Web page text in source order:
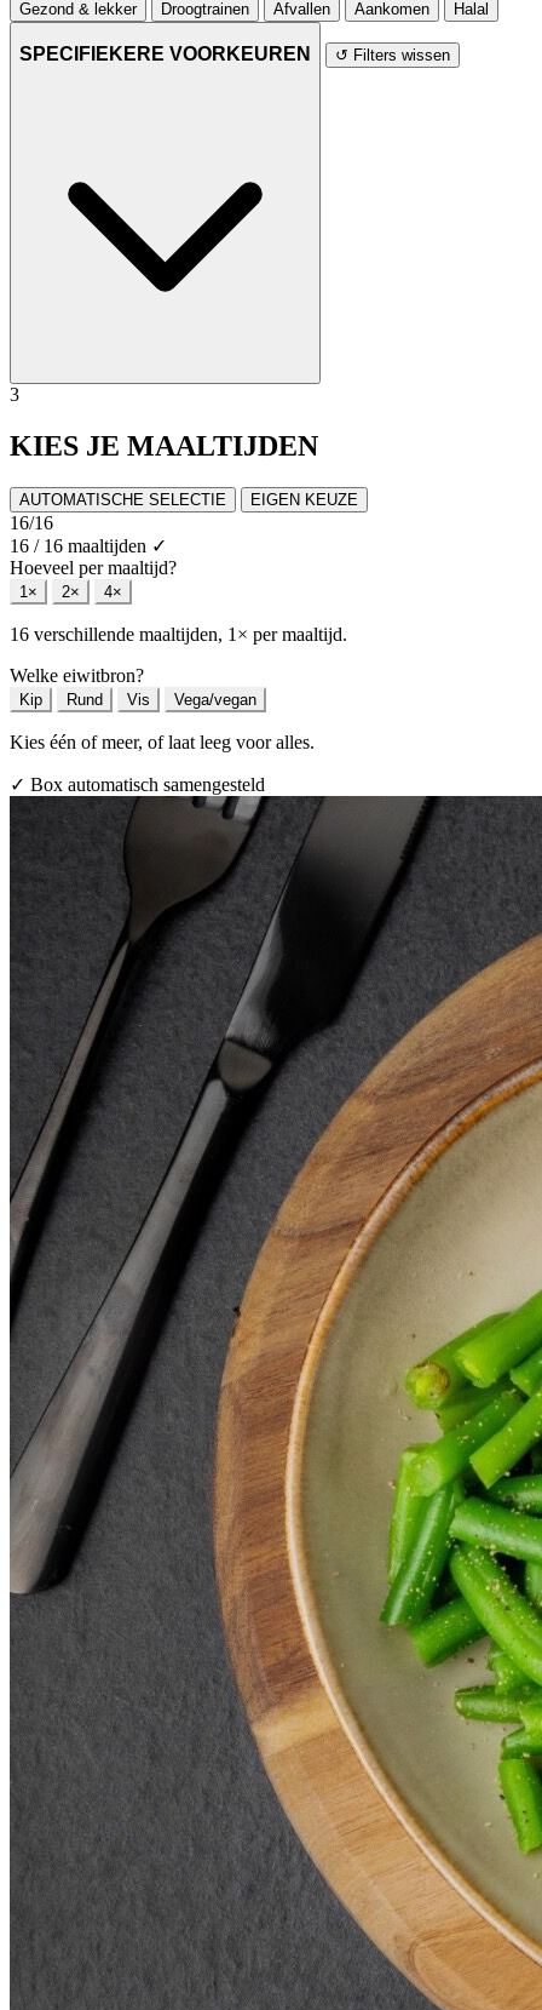
Gezond & lekker Droogtrainen Afvallen Aankomen Halal
SPECIFIEKERE VOORKEUREN ↺ Filters wissen
3
KIES JE MAALTIJDEN
AUTOMATISCHE SELECTIE EIGEN KEUZE
16/16
16 / 16 maaltijden ✓
Hoeveel per maaltijd?
1× 2× 4×
16 verschillende maaltijden, 1× per maaltijd.
Welke eiwitbron?
Kip Rund Vis Vega/vegan
Kies één of meer, of laat leeg voor alles.
✓ Box automatisch samengesteld